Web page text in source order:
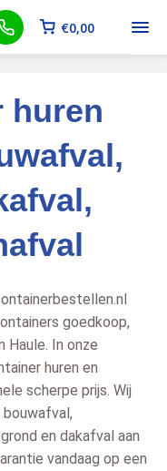
€0,00
huren
goedkoop,
Haule. In onze
huren en
scherpe prijs. Wij
en dakafval aan
vandaag op een